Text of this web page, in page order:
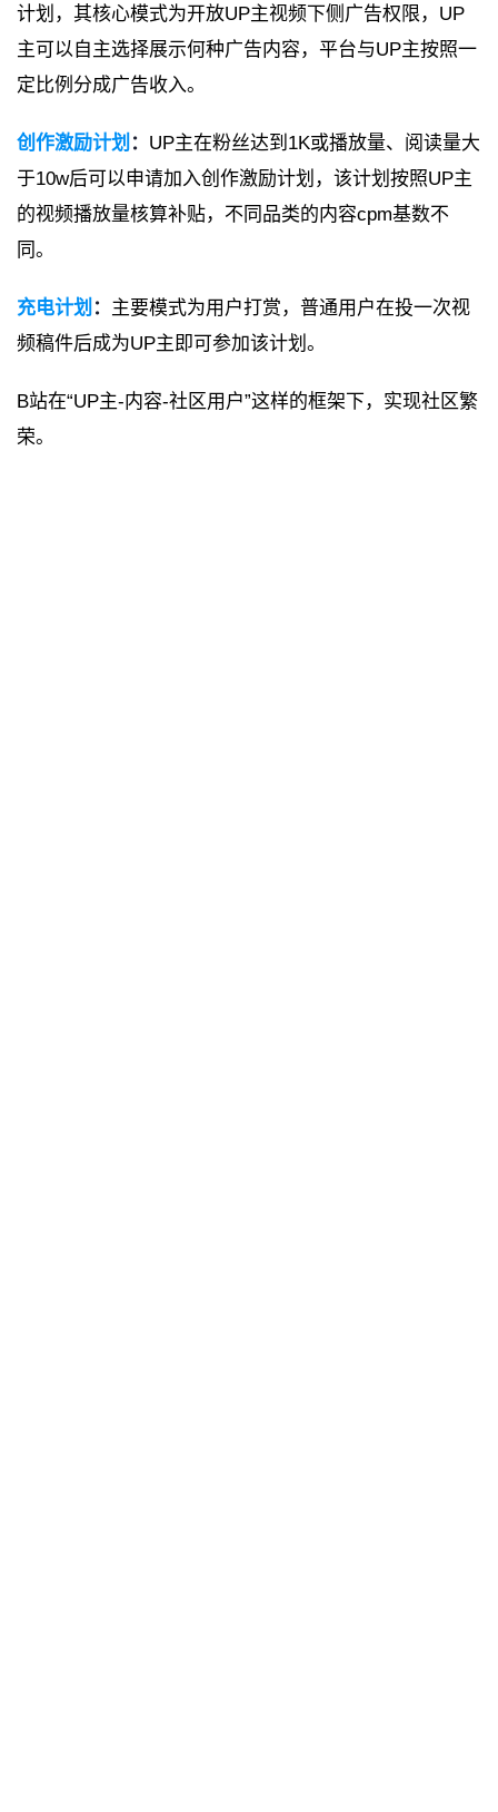
计划，其核心模式为开放UP主视频下侧广告权限，UP
主可以自主选择展示何种广告内容，平台与UP主按照一
定比例分成广告收入。
创作激励计划 ： UP主在粉丝达到1K或播放量、阅读量大
于10w后可以申请加入创作激励计划，该计划按照UP主
的视频播放量核算补贴，不同品类的内容cpm基数不
同。
充电计划 ： 主要模式为用户打赏，普通用户在投一次视
频稿件后成为UP主即可参加该计划。
B站在“UP主-内容-社区用户”这样的框架下，实现社区繁
荣。